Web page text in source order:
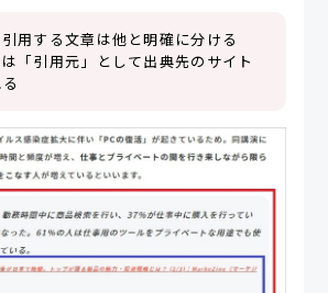
用する文章は他と明確に分ける
「引用元」として出典先のサイト